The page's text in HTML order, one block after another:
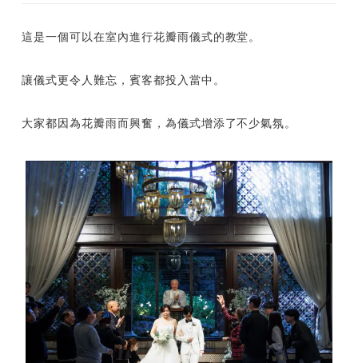
這是一個可以在室內進行花瓣雨儀式的教堂。
讓儀式更令人難忘，賓客都投入當中。
大家都因為花瓣雨而興奮，為儀式增添了不少氣氛。